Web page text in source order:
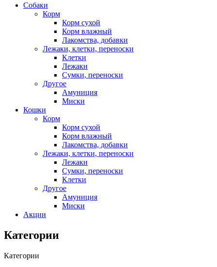
Собаки
Корм
Корм сухой
Корм влажный
Лакомства, добавки
Лежаки, клетки, переноски
Клетки
Лежаки
Сумки, переноски
Другое
Амуниция
Миски
Кошки
Корм
Корм сухой
Корм влажный
Лакомства, добавки
Лежаки, клетки, переноски
Лежаки
Сумки, переноски
Клетки
Другое
Амуниция
Миски
Акции
Категории
Категории